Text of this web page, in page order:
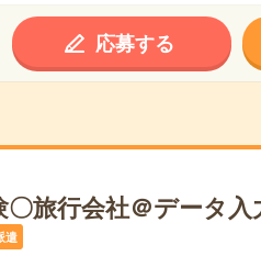
応募する
〇旅行会社＠データ
遣